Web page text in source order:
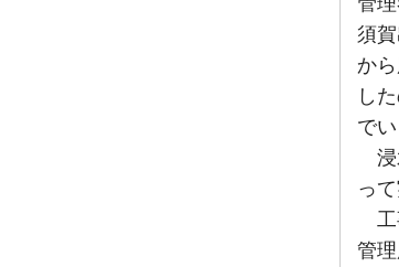
須
か
し
でい
浸
っ
工
管